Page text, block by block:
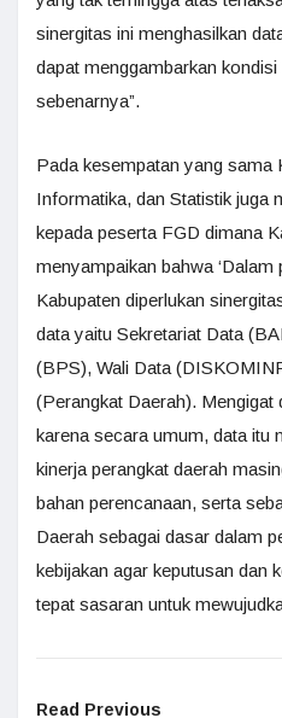
sinergitas ini menghasilkan
dapat menggambarkan
sebenarnya”.
Pada kesempatan yang sama
Informatika, dan Statistik juga
kepada peserta FGD dimana
menyampaikan bahwa
Kabupaten diperlukan
data yaitu Sekretariat Data
(BPS), Wali Data
(Perangkat Daerah). Mengigat
karena secara umum, data itu
kinerja perangkat daerah
bahan perencanaan, serta
Daerah sebagai dasar dalam
kebijakan agar keputusan dan
tepat sasaran untuk
Read Previous